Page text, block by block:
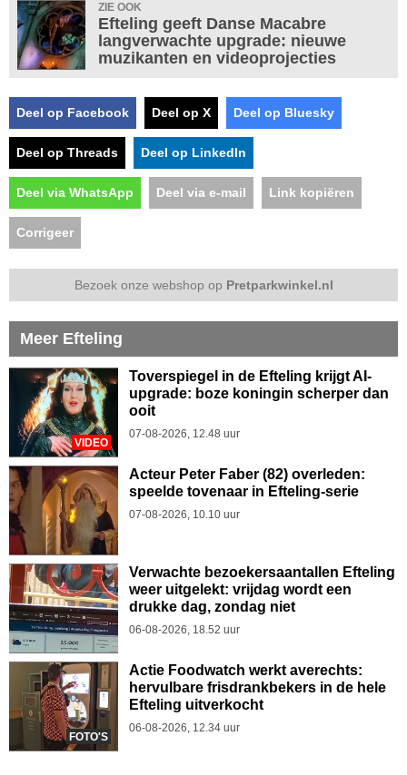
ZIE OOK
Efteling geeft Danse Macabre
langverwachte upgrade: nieuwe
muzikanten en videoprojecties
Deel op Facebook Deel op X Deel op Bluesky
Deel op Threads Deel op LinkedIn
Deel via WhatsApp Deel via e-mail Link kopiëren
Corrigeer
Bezoek onze webshop op Pretparkwinkel.nl
Meer Efteling
VIDEO
Toverspiegel in de Efteling krijgt AI-
upgrade: boze koningin scherper dan
ooit
07-08-2026, 12.48 uur
Acteur Peter Faber (82) overleden:
speelde tovenaar in Efteling-serie
07-08-2026, 10.10 uur
Verwachte bezoekersaantallen Efteling
weer uitgelekt: vrijdag wordt een
drukke dag, zondag niet
06-08-2026, 18.52 uur
FOTO'S
Actie Foodwatch werkt averechts:
hervulbare frisdrankbekers in de hele
Efteling uitverkocht
06-08-2026, 12.34 uur